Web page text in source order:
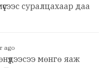
суралцахаар даа
ago
мөнгө яаж